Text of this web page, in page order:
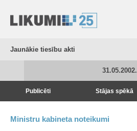
Jaunākie tiesību akti
31.05.2002.
Publicēti Stājas spēkā
Ministru kabineta noteikumi